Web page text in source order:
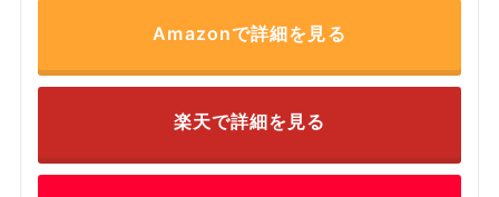
Amazonで詳細を見る
楽天で詳細を見る